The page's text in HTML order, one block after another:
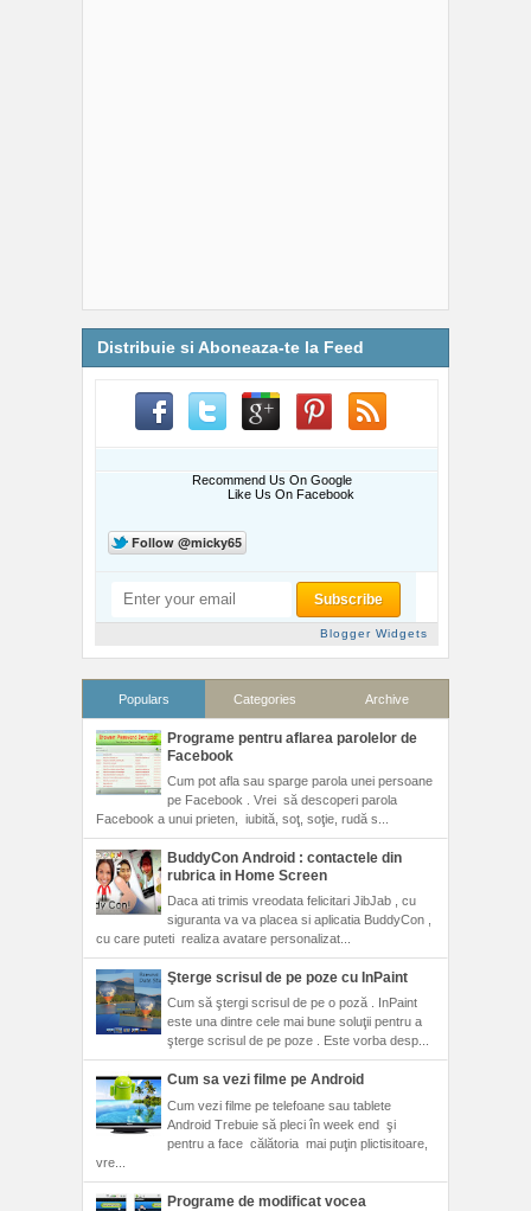
Distribuie si Aboneaza-te la Feed
Recommend Us On Google
Like Us On Facebook
Blogger Widgets
Populars Categories Archive
Programe pentru aflarea parolelor de
Facebook
Cum pot afla sau sparge parola unei persoane
pe Facebook . Vrei să descoperi parola
Facebook a unui prieten, iubită, soţ, soţie, rudă s...
BuddyCon Android : contactele din
rubrica in Home Screen
Daca ati trimis vreodata felicitari JibJab , cu
siguranta va va placea si aplicatia BuddyCon ,
cu care puteti realiza avatare personalizat...
Şterge scrisul de pe poze cu InPaint
Cum să ştergi scrisul de pe o poză . InPaint
este una dintre cele mai bune soluţii pentru a
şterge scrisul de pe poze . Este vorba desp...
Cum sa vezi filme pe Android
Cum vezi filme pe telefoane sau tablete
Android Trebuie să pleci în week end şi
pentru a face călătoria mai puţin plictisitoare,
vre...
Programe de modificat vocea